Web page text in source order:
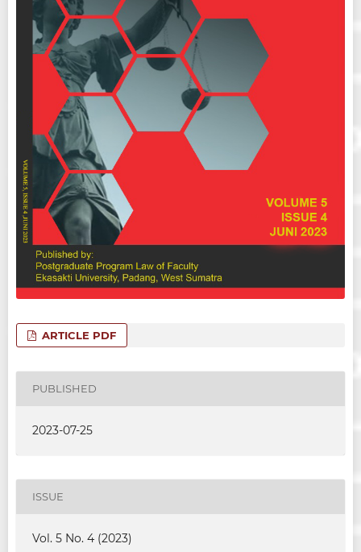
ARTICLE PDF
PUBLISHED
2023-07-25
ISSUE
Vol. 5 No. 4 (2023)